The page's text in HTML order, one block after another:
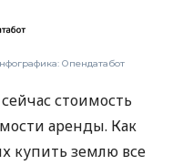
Опендатабот
стоимость
аренды. Как
купить землю все